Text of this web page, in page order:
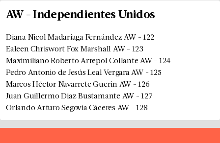
AW -Independientes Unidos
Diana Nicol Madariaga Fernández AW -122
Ealeen Chriswort Fox Marshall AW - 123
Maximiliano Roberto Arrepol Collante AW - 124
Pedro Antonio de Jesús Leal Vergara AW -125
Marcos Héctor Navarrete Guerin AW -126
Juan Guillermo Diaz Bustamante AW -127
Orlando Arturo Segovia Cáceres AW -128